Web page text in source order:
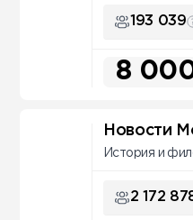
193 039
8
Новости
История и
2 172